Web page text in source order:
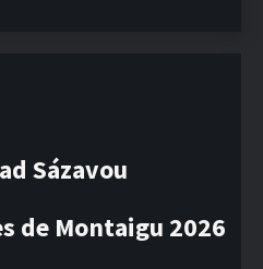
Sázavou
de Montaigu 2026